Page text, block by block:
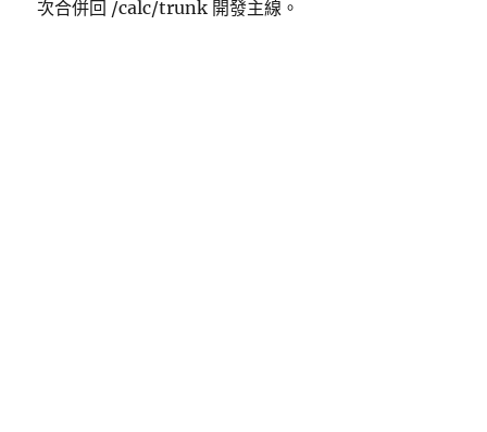
次合併回 /calc/trunk 開發主線。